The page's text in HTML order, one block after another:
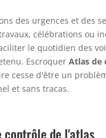
des urgences et des
célébrations ou
le quotidien des
EscroquerAtlas de
cesse d'être un
et sans tracas.
contrôle de l'atlas